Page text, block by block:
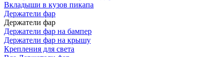
Вкладыши в кузов пикапа
Держатели фар
Держатели фар
Держатели фар на бампер
Держатели фар на крышу
Крепления для света